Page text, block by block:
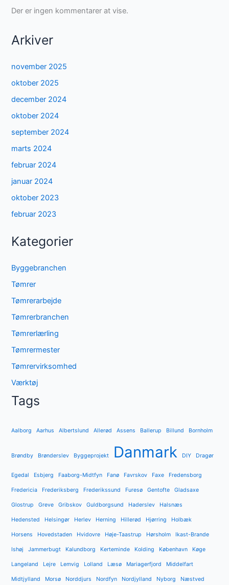
Der er ingen kommentarer at vise.
Arkiver
november 2025
oktober 2025
december 2024
oktober 2024
september 2024
marts 2024
februar 2024
januar 2024
oktober 2023
februar 2023
Kategorier
Byggebranchen
Tømrer
Tømrerarbejde
Tømrerbranchen
Tømrerlærling
Tømrermester
Tømrervirksomhed
Værktøj
Tags
Aalborg Aarhus Albertslund Allerød Assens Ballerup Billund Bornholm
Brøndby Brønderslev Byggeprojekt Danmark DIY Dragør
Egedal Esbjerg Faaborg-Midtfyn Fanø Favrskov Faxe Fredensborg
Fredericia Frederiksberg Frederikssund Furesø Gentofte Gladsaxe
Glostrup Greve Gribskov Guldborgsund Haderslev Halsnæs
Hedensted Helsingør Herlev Herning Hillerød Hjørring Holbæk
Horsens Hovedstaden Hvidovre Høje-Taastrup Hørsholm Ikast-Brande
Ishøj Jammerbugt Kalundborg Kerteminde Kolding København Køge
Langeland Lejre Lemvig Lolland Læsø Mariagerfjord Middelfart
Midtjylland Morsø Norddjurs Nordfyn Nordjylland Nyborg Næstved